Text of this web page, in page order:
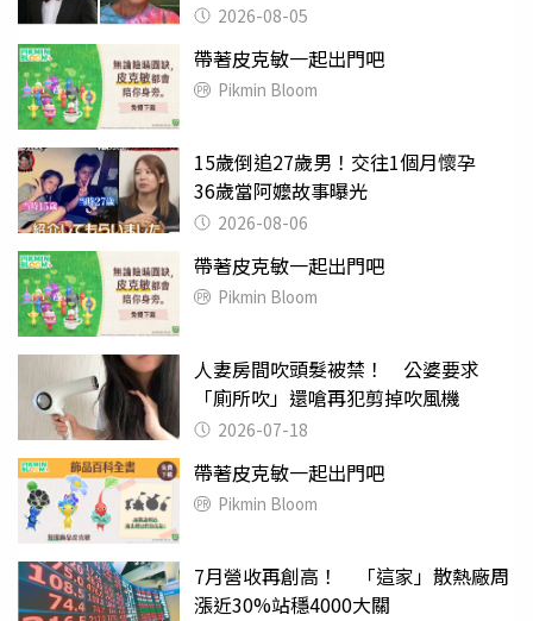
2026-08-05
帶著皮克敏一起出門吧
Pikmin Bloom
15歲倒追27歲男！交往1個月懷孕
36歲當阿嬤故事曝光
2026-08-06
帶著皮克敏一起出門吧
Pikmin Bloom
人妻房間吹頭髮被禁！ 公婆要求
「廁所吹」還嗆再犯剪掉吹風機
2026-07-18
帶著皮克敏一起出門吧
Pikmin Bloom
7月營收再創高！ 「這家」散熱廠周
漲近30%站穩4000大關